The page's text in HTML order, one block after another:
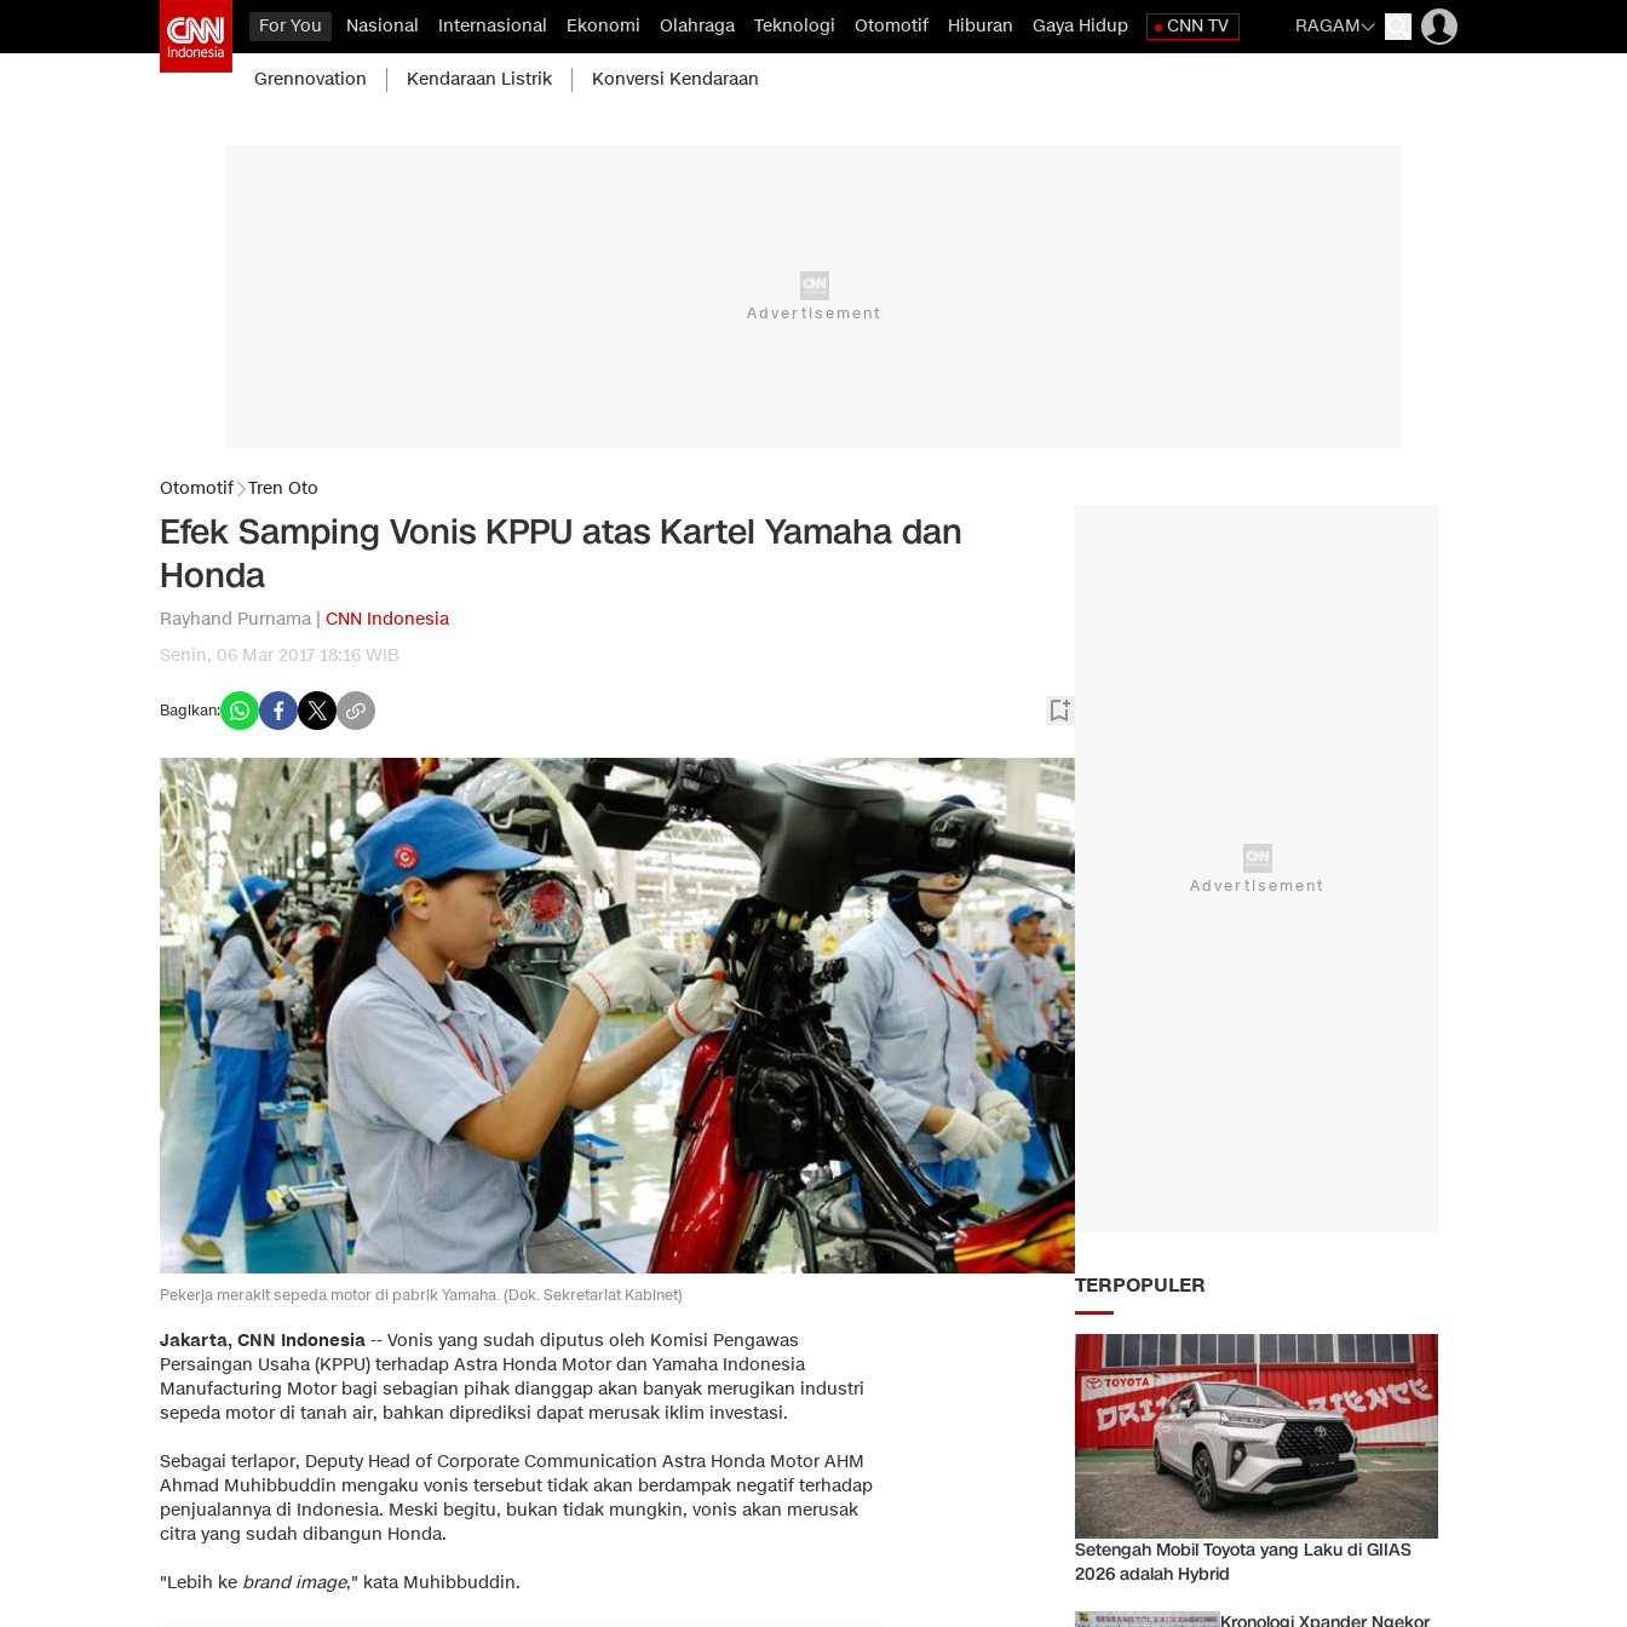
For You Nasional Internasional Ekonomi Olahraga Teknologi Otomotif Hiburan Gaya Hidup CNN TV RAGAM
Grennovation Kendaraan Listrik Konversi Kendaraan
Otomotif Tren Oto
Efek Samping Vonis KPPU atas Kartel Yamaha dan
Honda
Rayhand Purnama | CNN Indonesia
Senin, 06 Mar 2017 18:16 WIB
Bagikan:
Pekerja merakit sepeda motor di pabrik Yamaha. (Dok. Sekretariat Kabinet)
Jakarta, CNN Indonesia -- Vonis yang sudah diputus oleh Komisi Pengawas
Persaingan Usaha (KPPU) terhadap Astra Honda Motor dan Yamaha Indonesia
Manufacturing Motor bagi sebagian pihak dianggap akan banyak merugikan industri
sepeda motor di tanah air, bahkan diprediksi dapat merusak iklim investasi.
Sebagai terlapor, Deputy Head of Corporate Communication Astra Honda Motor AHM
Ahmad Muhibbuddin mengaku vonis tersebut tidak akan berdampak negatif terhadap
penjualannya di Indonesia. Meski begitu, bukan tidak mungkin, vonis akan merusak
citra yang sudah dibangun Honda.
"Lebih ke brand image," kata Muhibbuddin.
TERPOPULER
Setengah Mobil Toyota yang Laku di GIIAS
2026 adalah Hybrid